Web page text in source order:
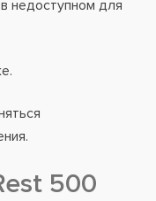
недоступном для
500